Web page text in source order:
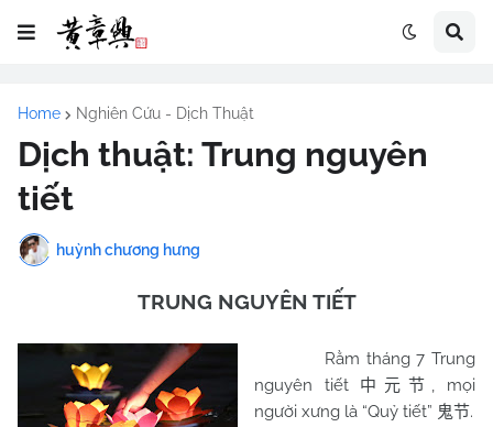
Home Nghiên Cứu - Dịch Thuật
Dịch thuật: Trung nguyên
tiết
huỳnh chương hưng
TRUNG NGUYÊN TIẾT
Rằm tháng 7 Trung
nguyên tiết
中元节 , mọi
người xưng là “Quỷ tiết” 鬼节.